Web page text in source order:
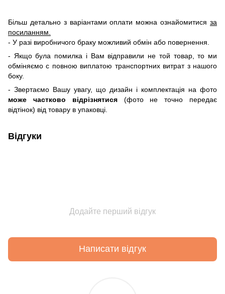
Більш детально з варіантами оплати можна ознайомитися за
посиланням.
- У разі виробничого браку можливий обмін або повернення.
- Якщо була помилка і Вам відправили не той товар, то ми
обміняємо c повною виплатою транспортних витрат з нашого
боку.
- Звертаємо Вашу увагу, що дизайн і комплектація на фото
може частково відрізнятися(фото не точно передає
відтінок) від товару в упаковці.
Відгуки
Додайте перший відгук
Написати відгук